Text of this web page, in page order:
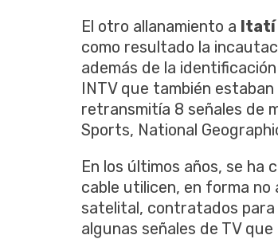
El otro allanamiento a Itatí
como resultado la
además de la
INTV que también
retransmitía 8 señales de
Sports, National
En los últimos años, se
cable utilicen, en forma
satelital, contratados para
algunas señales de TV